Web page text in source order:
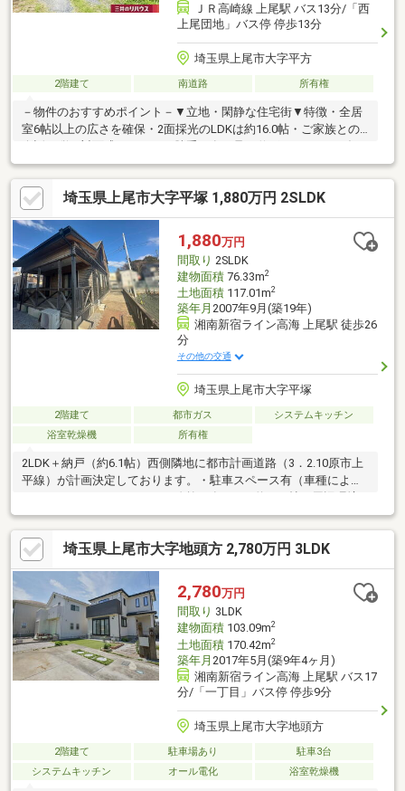
ＪＲ高崎線 上尾駅 バス13分/「西
上尾団地」バス停 停歩13分
埼玉県上尾市大字平方
2階建て 南道路 所有権
－物件のおすすめポイント－▼立地・閑静な住宅街▼特徴・全居
室6帖以上の広さを確保・2面採光のLDKは約16.0帖・ご家族との
和室が3室有・WIC約3.0帖、納戸約2.2帖など、随所に収納スペー
スを確保・2室が南向きバルコニーに面する設計・各階にトイレ・
洗面台有、来客時もゆとりをもって使用可能▼周辺環境・セブン
イレブン上尾平方北店 徒歩7分(約525m)・上尾丸山公園 徒歩11分
(約830m)■ ご希望の住まい探しをお手伝いします
━━━━━・・・物件の詳細・ご相談はお気軽にお問い合わせく
ださい。
埼玉県上尾市大字平塚 1,880万円 2SLDK
1,880万円
間取り 2SLDK
建物面積76.33m2
土地面積117.01m2
築年月 2007年9月(築19年)
湘南新宿ライン高海 上尾駅 徒歩26
分
その他の交通
埼玉県上尾市大字平塚
2階建て 都市ガス
システムキッチン
浴室乾燥機
所有権
2LDK＋納戸（約6.1帖）西側隣地に都市計画道路（3．2.10原市上
平線）が計画決定しております。・駐車スペース有（車種によ
≫東小学校まで約1400ｍ東中学校まで約1900ｍセブンイレブン上
尾二ツ宮店まで約740ｍドラッグストアセキ平塚店まで約410ｍ
埼玉県上尾市大字地頭方 2,780万円 3LDK
2,780万円
間取り 3LDK
建物面積103.09m2
土地面積170.42m2
築年月 2017年5月(築9年4ヶ月)
湘南新宿ライン高海 上尾駅 バス17
分/「一丁目」バス停 停歩9分
埼玉県上尾市大字地頭方
2階建て 駐車場あり
駐車3台
システムキッチン
オール電化 浴室乾燥機